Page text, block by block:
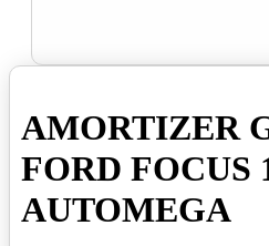
AMORTIZER
FORD FOCUS
AUTOMEGA